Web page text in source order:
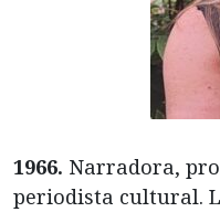
1966. Narradora,
periodista cultural.